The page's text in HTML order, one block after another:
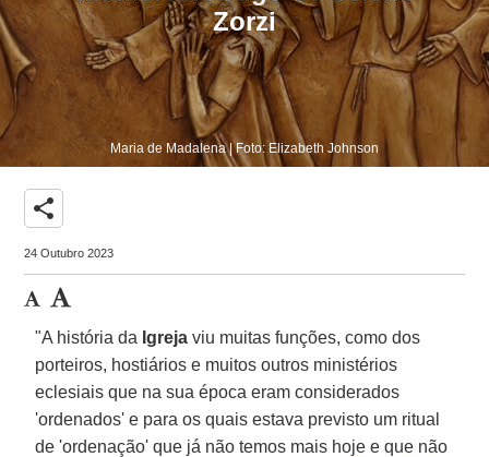
Zorzi
Maria de Madalena | Foto: Elizabeth Johnson
share
24 Outubro 2023
"A história da Igreja viu muitas funções, como dos
porteiros, hostiários e muitos outros ministérios
eclesiais que na sua época eram considerados
'ordenados' e para os quais estava previsto um ritual
de 'ordenação' que já não temos mais hoje e que não